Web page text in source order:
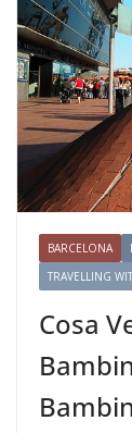
BARCELONA
TRAVELLING
Cosa